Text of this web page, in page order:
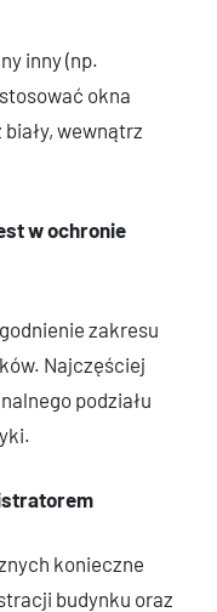
inny (np.
okna
wewnątrz
w ochronie
zakresu
Najczęściej
podziału
konieczne
budynku oraz